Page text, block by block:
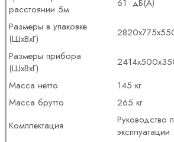
расстоянии 5м
61 дБ(А)
Размеры в упаковке
(ШхВхГ)
Размеры прибора
(ШхВхГ)
Масса нетто
145 кг
Масса брутто
265 кг
Комплектация
Руководство
эксплуатации